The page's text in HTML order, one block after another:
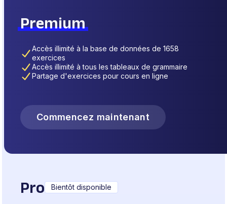
Premium
Accès illimité à la base de données de 1658
exercices
Accès illimité à tous les tableaux de grammaire
Partage d'exercices pour cours en ligne
Commencez maintenant
Pro Bientôt disponible